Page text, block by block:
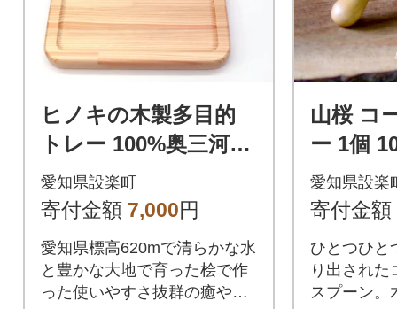
ヒノキの木製多目的
トレー 100%奥三河産
ひのき お皿 まな板 ア
ウトドア
愛知県設楽町
寄付金額 7,000円
愛知県標高620mで清らかな水
と豊かな大地で育った桧で作
った使いやすさ抜群の癒やさ
山桜 コ
ー 1個
計量ス
琲豆 天
愛知県設楽
寄付金額
ひとつひと
り出された
スプーン。